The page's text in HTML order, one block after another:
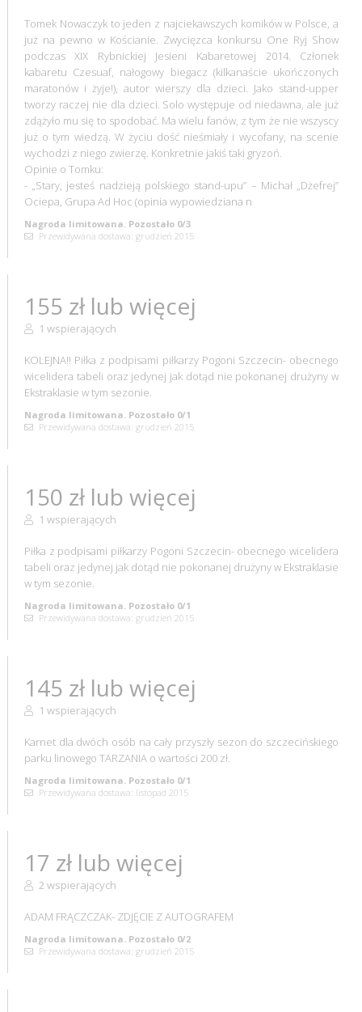
Tomek Nowaczyk to jeden z najciekawszych komików w Polsce, a
już na pewno w Kościanie. Zwycięzca konkursu One Ryj Show
podczas XIX Rybnickiej Jesieni Kabaretowej 2014. Członek
kabaretu Czesuaf, nałogowy biegacz (kilkanaście ukończonych
maratonów i żyje!), autor wierszy dla dzieci. Jako stand-upper
tworzy raczej nie dla dzieci. Solo występuje od niedawna, ale już
zdążyło mu się to spodobać. Ma wielu fanów, z tym że nie wszyscy
już o tym wiedzą. W życiu dość nieśmiały i wycofany, na scenie
wychodzi z niego zwierzę. Konkretnie jakiś taki gryzoń.
Opinie o Tomku:
- „Stary, jesteś nadzieją polskiego stand-upu” – Michał „Dżefrej”
Ociepa, Grupa Ad Hoc (opinia wypowiedziana n
Nagroda limitowana. Pozostało 0/3
Przewidywana dostawa: grudzień 2015
155 zł lub więcej
1 wspierających
KOLEJNA!! Piłka z podpisami piłkarzy Pogoni Szczecin- obecnego
wicelidera tabeli oraz jedynej jak dotąd nie pokonanej drużyny w
Ekstraklasie w tym sezonie.
Nagroda limitowana. Pozostało 0/1
Przewidywana dostawa: grudzień 2015
150 zł lub więcej
1 wspierających
Piłka z podpisami piłkarzy Pogoni Szczecin- obecnego wicelidera
tabeli oraz jedynej jak dotąd nie pokonanej drużyny w Ekstraklasie
w tym sezonie.
Nagroda limitowana. Pozostało 0/1
Przewidywana dostawa: grudzień 2015
145 zł lub więcej
1 wspierających
Karnet dla dwóch osób na cały przyszły sezon do szczecińskiego
parku linowego TARZANIA o wartości 200 zł.
Nagroda limitowana. Pozostało 0/1
Przewidywana dostawa: listopad 2015
17 zł lub więcej
2 wspierających
ADAM FRĄCZCZAK- ZDJĘCIE Z AUTOGRAFEM
Nagroda limitowana. Pozostało 0/2
Przewidywana dostawa: grudzień 2015